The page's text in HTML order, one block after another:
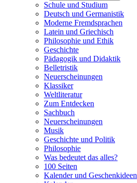
Schule und Studium
Deutsch und Germanistik
Moderne Fremdsprachen
Latein und Griechisch
Philosophie und Ethik
Geschichte
Pädagogik und Didaktik
Belletristik
Neuerscheinungen
Klassiker
Weltliteratur
Zum Entdecken
Sachbuch
Neuerscheinungen
Musik
Geschichte und Politik
Philosophie
Was bedeutet das alles?
100 Seiten
Kalender und Geschenkideen